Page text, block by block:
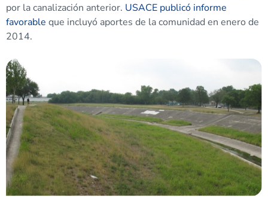
por la canalización anterior. USACE publicó informe
favorable que incluyó aportes de la comunidad en enero de
2014.